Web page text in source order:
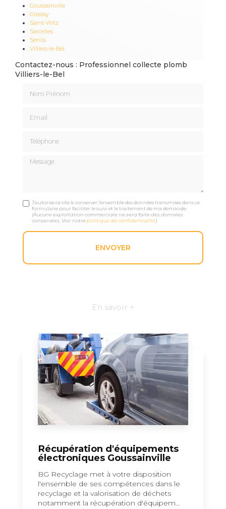
Goussainville
Groslay
Saint-Witz
Sarcelles
Senlis
Villiers-le-Bel
Contactez-nous : Professionnel collecte plomb
Villiers-le-Bel
Message
J'autorise ce site à conserver l'ensemble des données transmises dans ce
formulaire pour faciliter le suivi et le traitement de ma demande.
(Aucune exploitation commerciale ne sera faite des données
conservées. Voir notrepolitique de confidentialité)
En savoir +
Récupération d'équipements
électroniques Goussainville
BG Recyclage met à votre disposition
l'ensemble de ses compétences dans le
recyclage et la valorisation de déchets
notamment la récupération d'équipem...